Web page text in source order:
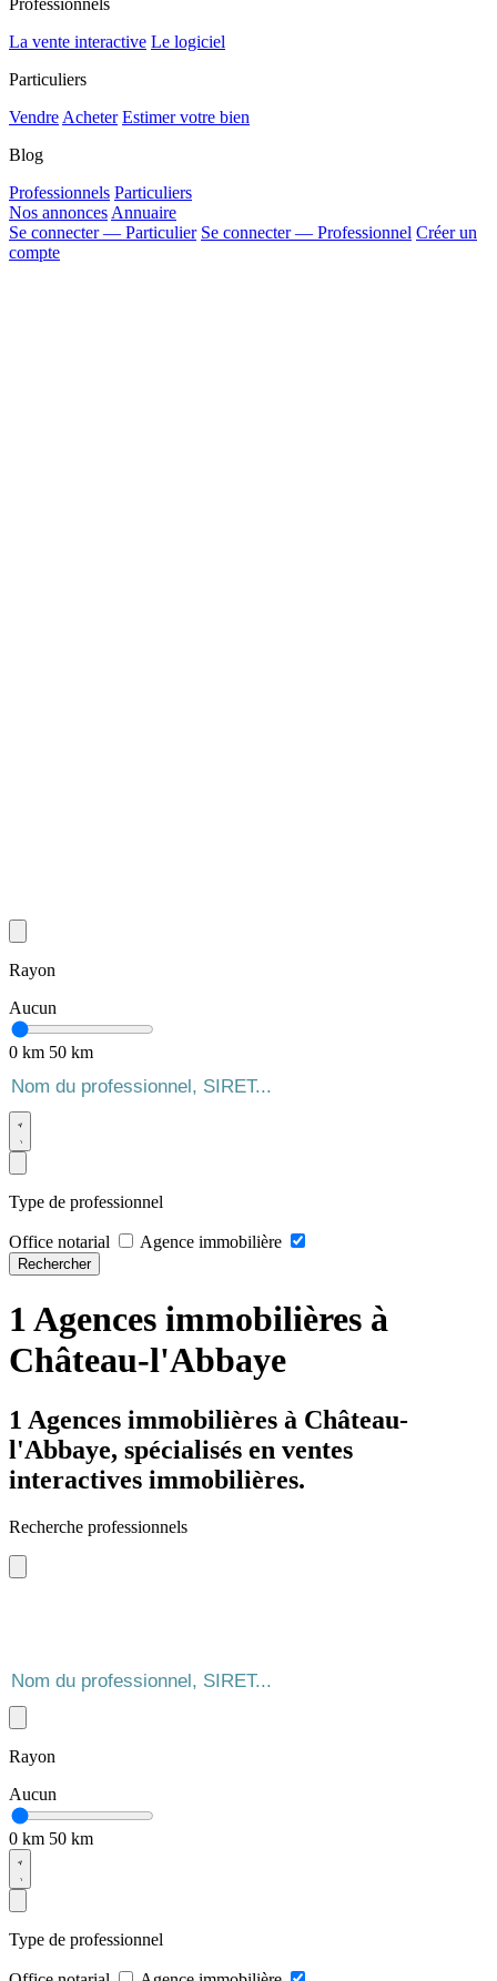
La vente interactive Le logiciel
Particuliers
Vendre Acheter Estimer votre bien
Blog
Professionnels Particuliers
Nos annonces Annuaire
Se connecter — Particulier Se connecter — Professionnel Créer un
compte
Rayon
Aucun
0 km 50 km
Type de professionnel
Office notarial Agence immobilière
Rechercher
1 Agences immobilières à
Château-l'Abbaye
1 Agences immobilières à Château-
l'Abbaye, spécialisés en ventes
interactives immobilières.
Recherche professionnels
Rayon
Aucun
0 km 50 km
Type de professionnel